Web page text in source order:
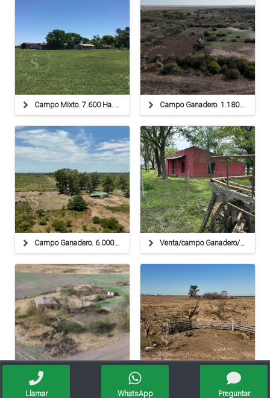
Campo Mixto. 7.600 Ha. La Gallareta, Santa Fe. Campo Ganadero. 1.180 Ha. Huanqueros, Santa Fe
Campo Ganadero. 6.000 Hectáreas. La Cabral, Santa Fe Venta/campo Ganadero/ Zona Rural/ Pilar/ Santa Fe
Campo Ganadero. Angélica, Santa Fe.
Llamar WhatsApp Preguntar